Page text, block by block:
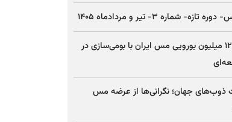
شماره ۳- تیر و مردادماه ۱۴۰۵
صرفه‌جویی ۱۲۵ میلیون یورویی مس ایران با بومی‌سازی در
ذوب‌های جهان؛ نگرانی‌ها از عرضه مس